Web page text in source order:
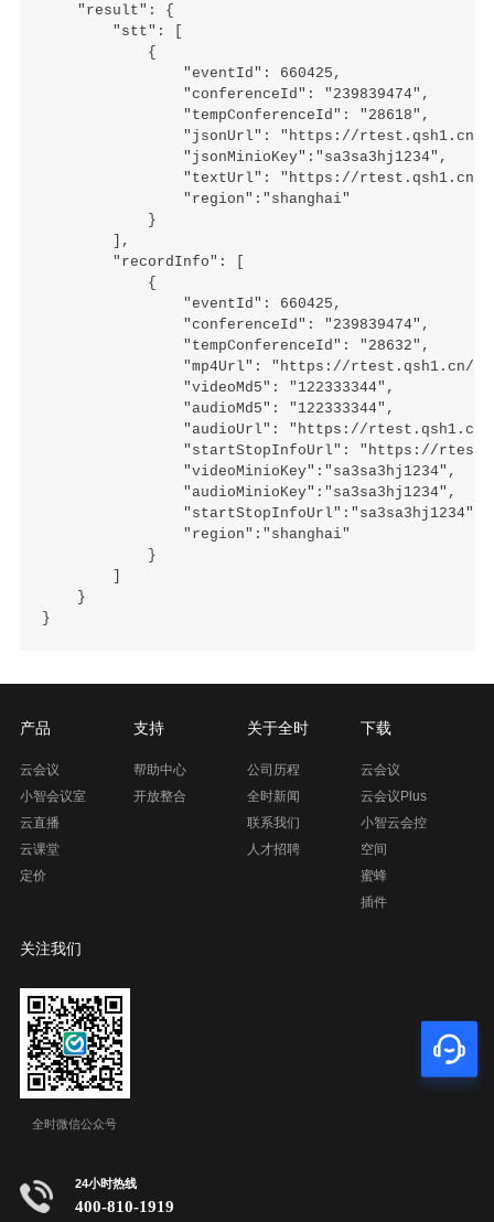
    "result": {
        "stt": [
            {
                "eventId": 660425,
                "conferenceId": "239839474",
                "tempConferenceId": "28618",
"jsonUrl": "https://
                "jsonMinioKey":"sa3sa3hj1234",
"textUrl": "https://
                "region":"shanghai"
            }
        ],
        "recordInfo": [
            {
                "eventId": 660425,
                "conferenceId": "239839474",
                "tempConferenceId": "28632",
"mp4Url": "https://rtest.qsh1.cn/
                "videoMd5": "122333344",
                "audioMd5": "122333344",
"audioUrl": "https://
"startStopInfoUrl": "https://
                "videoMinioKey":"sa3sa3hj1234",
                "audioMinioKey":"sa3sa3hj1234",
                "startStopInfoUrl":"sa3sa3hj1234",
                "region":"shanghai"
            }
        ]
    }
产品
云会议
小智会议室
云直播
云课堂
定价
支持
帮助中心
开放整合
关于全时
公司历程
全时新闻
联系我们
人才招聘
下载
云会议
云会议Plus
小智云会控
空间
蜜蜂
插件
关注我们
全时微信公众号
24小时热线
400-810-1919